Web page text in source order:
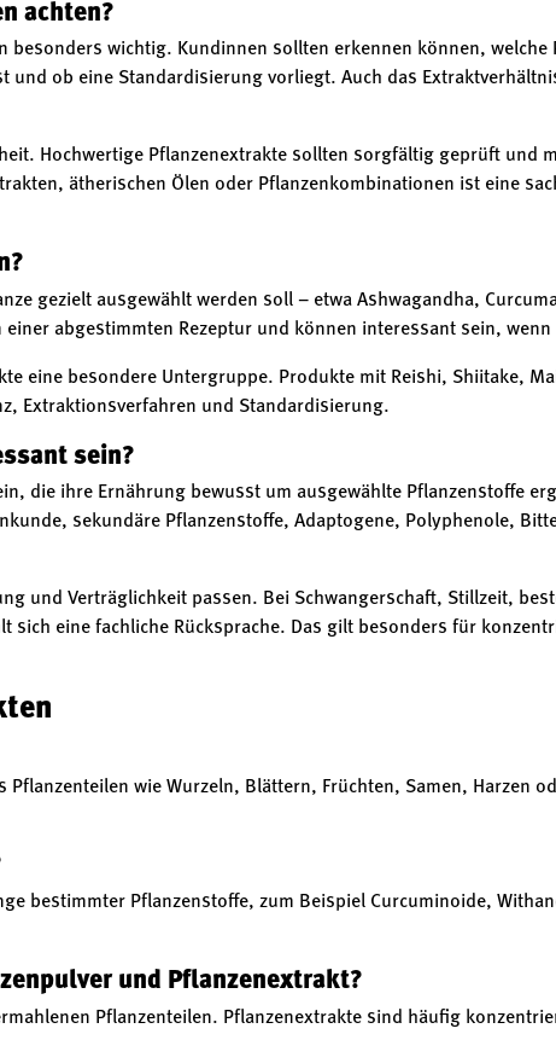
achten?
besonders wichtig. Kundinnen sollten erkennen können,
und ob eine Standardisierung vorliegt. Auch das
Hochwertige Pflanzenextrakte sollten sorgfältig geprüft
ätherischen Ölen oder Pflanzenkombinationen ist eine
gezielt ausgewählt werden soll – etwa Ashwagandha,
abgestimmten Rezeptur und können interessant sein,
eine besondere Untergruppe. Produkte mit Reishi, Shiitake,
Extraktionsverfahren und Standardisierung.
sein?
die ihre Ernährung bewusst um ausgewählte Pflanzenstoffe
sekundäre Pflanzenstoffe, Adaptogene, Polyphenole,
und Verträglichkeit passen. Bei Schwangerschaft, Stillzeit,
sich eine fachliche Rücksprache. Das gilt besonders für
wie Wurzeln, Blättern, Früchten, Samen, Harzen
bestimmter Pflanzenstoffe, zum Beispiel Curcuminoide,
und Pflanzenextrakt?
Pflanzenteilen. Pflanzenextrakte sind häufig